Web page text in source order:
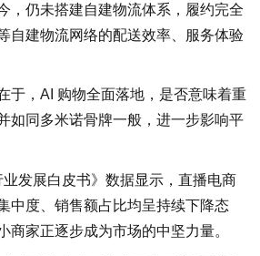
，仍未搭建自建物流体系，履约完全
自建物流网络的配送效率、服务体验
于，AI 购物全面落地，是否意味着重
如同多米诺骨牌一般，进一步影响平
发展白皮书》数据显示，直播电商
中度、销售额占比均呈持续下降态
商家正逐步成为市场的中坚力量。